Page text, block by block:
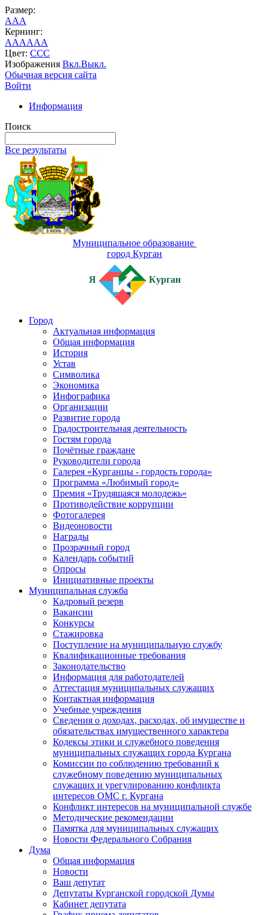
Размер:
AAA
Кернинг:
AAAAAA
Цвет: CCC
Изображения Вкл.Выкл.
Обычная версия сайта
Войти
Информация
Поиск
Все результаты
Муниципальное образование
город Курган
Я Курган
Город
Актуальная информация
Общая информация
История
Устав
Символика
Экономика
Инфографика
Организации
Развитие города
Градостроительная деятельность
Гостям города
Почётные граждане
Руководители города
Галерея «Курганцы - гордость города»
Программа «Любимый город»
Премия «Трудящаяся молодежь»
Противодействие коррупции
Фотогалерея
Видеоновости
Награды
Прозрачный город
Календарь событий
Опросы
Инициативные проекты
Муниципальная служба
Кадровый резерв
Вакансии
Конкурсы
Стажировка
Поступление на муниципальную службу
Квалификационные требования
Законодательство
Информация для работодателей
Аттестация муниципальных служащих
Контактная информация
Учебные учреждения
Сведения о доходах, расходах, об имуществе и
обязательствах имущественного характера
Кодексы этики и служебного поведения
муниципальных служащих города Кургана
Комиссии по соблюдению требований к
служебному поведению муниципальных
служащих и урегулированию конфликта
интересов ОМС г. Кургана
Конфликт интересов на муниципальной службе
Методические рекомендации
Памятка для муниципальных служащих
Новости Федерального Cобрания
Дума
Общая информация
Новости
Ваш депутат
Депутаты Курганской городской Думы
Кабинет депутата